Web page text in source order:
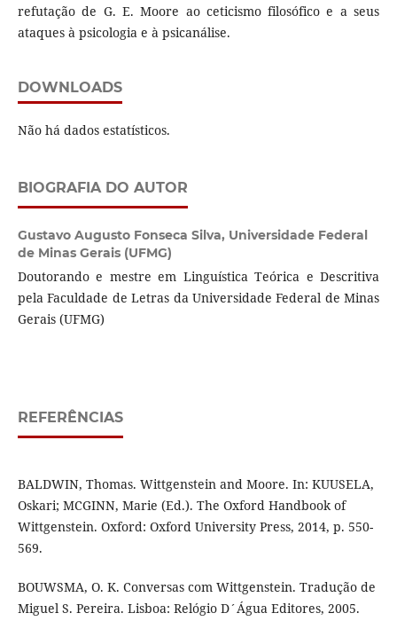
refutação de G. E. Moore ao ceticismo filosófico e a seus
ataques à psicologia e à psicanálise.
DOWNLOADS
Não há dados estatísticos.
BIOGRAFIA DO AUTOR
Gustavo Augusto Fonseca Silva, Universidade Federal
de Minas Gerais (UFMG)
Doutorando e mestre em Linguística Teórica e Descritiva
pela Faculdade de Letras da Universidade Federal de Minas
Gerais (UFMG)
REFERÊNCIAS
BALDWIN, Thomas. Wittgenstein and Moore. In: KUUSELA,
Oskari; MCGINN, Marie (Ed.). The Oxford Handbook of
Wittgenstein. Oxford: Oxford University Press, 2014, p. 550-
569.
BOUWSMA, O. K. Conversas com Wittgenstein. Tradução de
Miguel S. Pereira. Lisboa: Relógio D´Água Editores, 2005.